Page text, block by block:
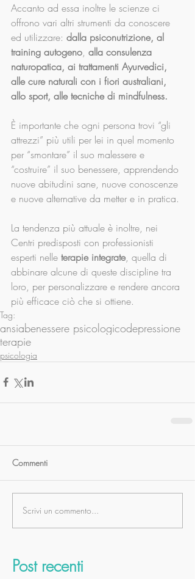
Accanto ad essa inoltre le scienze ci
offrono vari altri strumenti da conoscere
ed utilizzare: dalla psiconutrizione, al
training autogeno, alla consulenza
naturopatica, ai trattamenti Ayurvedici,
alle cure naturali con i fiori australiani,
allo sport, alle tecniche di mindfulness.
È importante che ogni persona trovi “gli
attrezzi” più utili per lei in quel momento
per “smontare” il suo malessere e
“costruire” il suo benessere, apprendendo
nuove abitudini sane, nuove conoscenze
e nuove alternative da metter e in pratica.
La tendenza più attuale è inoltre, nei
Centri predisposti con professionisti
esperti nelle terapie integrate, quella di
abbinare alcune di queste discipline tra
loro, per personalizzare e rendere ancora
più efficace ciò che si ottiene.
Tag:
ansiabenessere psicologicodepressione
terapie
psicologia
Commenti
Scrivi un commento...
Post recenti